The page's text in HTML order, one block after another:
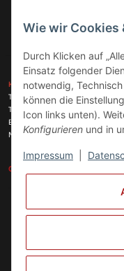
KONTAKT
Telefon:+49 (0)6074 816 08 0
Telefax:
+49 (0)6074 215 08 60
E-Mail:
Max Planck Str. 6 c, 63322
GESETZLICHE
Wie wir Cookies
Durch Klicken auf
Einsatz folgender
notwendig,
können die
Icon links unten).
Konfigurieren und in
Impressum